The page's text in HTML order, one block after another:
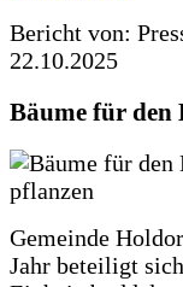
Bericht von:
22.10.2025
Bäume für den
Gemeinde
Jahr beteiligt